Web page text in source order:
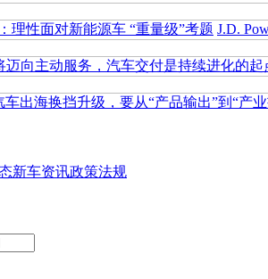
理性面对新能源车 “重量级”考题 J.D.
迈向主动服务，汽车交付是持续进化的起
出海换挡升级，要从“产品输出”到“产
新车资讯政策法规